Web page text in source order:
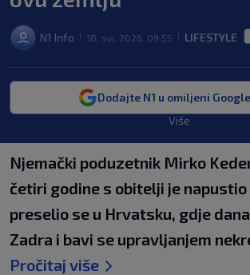
N1 Info 18. svi. 2026. 09:55 LIFESTYLE
Dodajte N1 u omiljeni
Više
Njemački poduzetnik Mirko
četiri godine s obitelji je napustio
preselio se u Hrvatsku, gdje
Zadra i bavi se upravljanjem
Pročitaj više